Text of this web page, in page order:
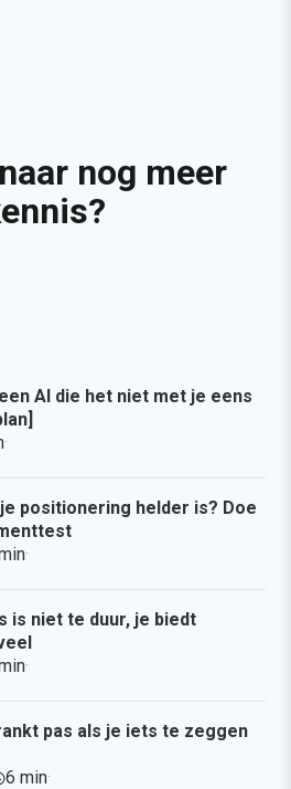
nog meer
AI die het niet met je eens
·
positionering helder is? Doe
·
is niet te duur, je biedt
·
pas als je iets te zeggen
6 min·